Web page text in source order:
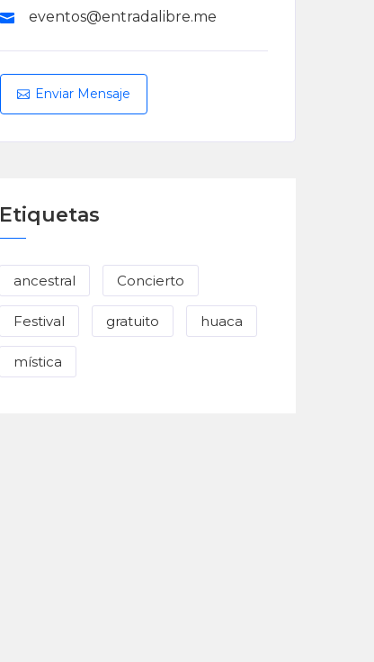
eventos@entradalibre.me
Enviar Mensaje
Etiquetas
ancestral Concierto
Festival gratuito huaca
mística